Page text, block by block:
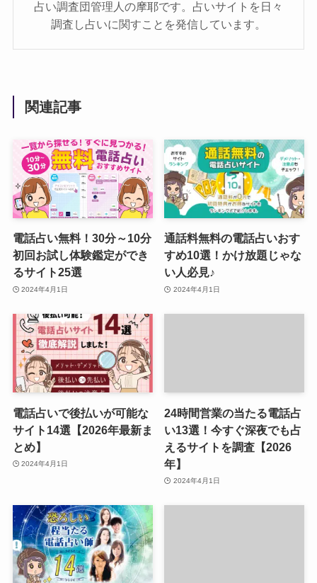
占い調査団管理人の摩耶です。占いサイトを日々
調査し占いに関すことを発信しています。
関連記事
電話占い無料！30分～10分
初回お試し体験鑑定ができ
るサイト25選
2024年4月1日
通話料無料の電話占いおす
すめ10選！かけ放題じゃな
い人必見♪
2024年4月1日
電話占いで後払いが可能な
サイト14選【2026年最新ま
とめ】
2024年4月1日
24時間営業の当たる電話占
い13選！今すぐ深夜でも占
えるサイトを調査【2026
年】
2024年4月1日